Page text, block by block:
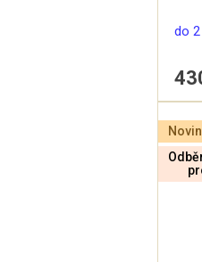
do